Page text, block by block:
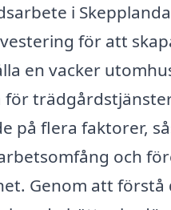
i
för att
en vacker
för
på flera faktorer,
och
Genom att förstå